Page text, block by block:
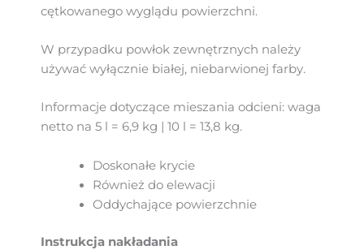
cętkowanego wyglądu powierzchni.
W przypadku powłok zewnętrznych należy
używać wyłącznie białej, niebarwionej farby.
Informacje dotyczące mieszania odcieni: waga
netto na 5 l = 6,9 kg | 10 l = 13,8 kg.
Doskonałe krycie
Również do elewacji
Oddychające powierzchnie
Instrukcja nakładania